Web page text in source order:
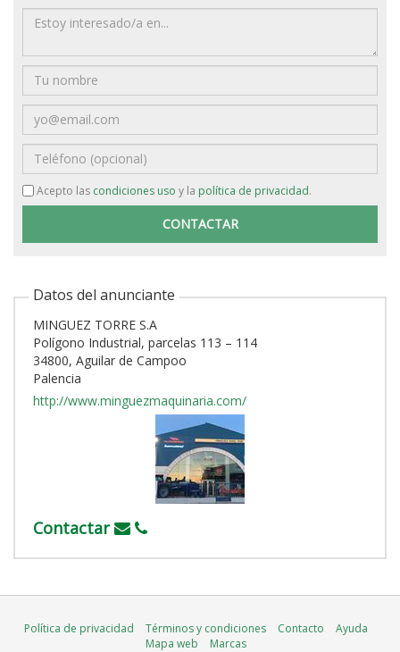
Mensaje
Nombre
Email
Teléfono
Acepto las condiciones uso y la política de privacidad.
Datos del anunciante
MINGUEZ TORRE S.A
Polígono Industrial, parcelas 113 – 114
34800, Aguilar de Campoo
Palencia
http://www.minguezmaquinaria.com/
Contactar
Política de privacidad Términos y condiciones Contacto
Ayuda
Mapa web
Marcas